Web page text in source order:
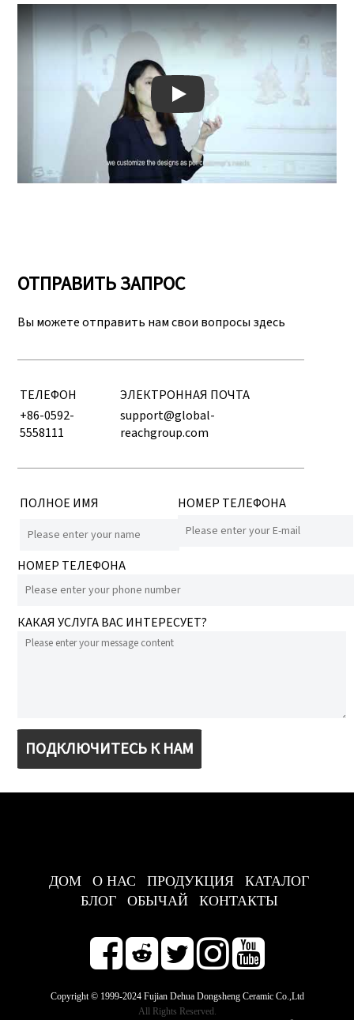
Play: Keynote (Google I/O '18)
ОТПРАВИТЬ ЗАПРОС
Вы можете отправить нам свои вопросы здесь
ТЕЛЕФОН
ЭЛЕКТРОННАЯ ПОЧТА
+86-0592-
5558111
support@global-
reachgroup.com
ПОЛНОЕ ИМЯ НОМЕР ТЕЛЕФОНА
НОМЕР ТЕЛЕФОНА
КАКАЯ УСЛУГА ВАС ИНТЕРЕСУЕТ?
ПОДКЛЮЧИТЕСЬ К НАМ
ДОМ О НАС ПРОДУКЦИЯ
КАТАЛОГ
БЛОГ
ОБЫЧАЙ КОНТАКТЫ
Copyright © 1999-2024 Fujian Dehua Dongsheng Ceramic Co.,Ltd
All Rights Reserved.